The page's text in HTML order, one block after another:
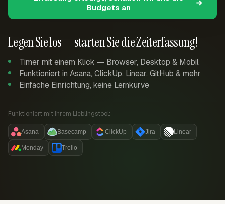
Legen Sie los — starten Sie die Zeiterfassung!
Timer mit einem Klick — Browser, Desktop & Mobil
Funktioniert in Asana, ClickUp, Linear, GitHub & mehr
Einfache Einrichtung, keine Lernkurve
Funktioniert mit Ihrem Lieblingstool:
Asana Basecamp ClickUp Jira Linear
Monday Trello
Budgets an